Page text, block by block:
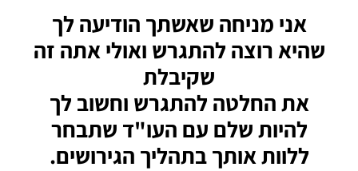
אני מניחה שאשתך הודיעה לך
שהיא רוצה להתגרש ואולי אתה זה
שקיבלת
את החלטה להתגרש וחשוב לך
להיות שלם עם העו"ד שתבחר
ללוות אותך בתהליך הגירושים.